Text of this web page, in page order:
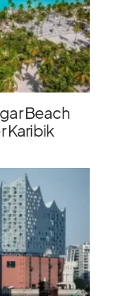
Beach
Karibik